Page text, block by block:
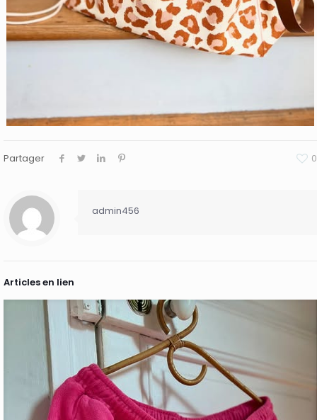
Partager 0
admin456
Articles en lien